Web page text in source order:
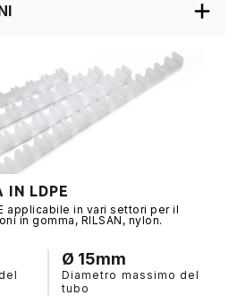
IN LDPE
applicabile in vari settori per il
in gomma, RILSAN, nylon.
Ø 15mm
Diametro massimo del
tubo